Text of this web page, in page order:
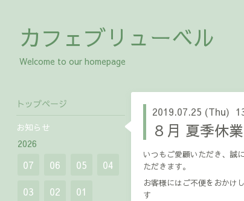
カフェブリューベル
Welcome to our homepage
2019.07.25 (Thu)
８月 夏季休
いつもご愛顧いただき、誠
ただきます。
お客様にはご不便をおかけ
す
トップページ
お知らせ
2026
07 06 05
04
03
02 01